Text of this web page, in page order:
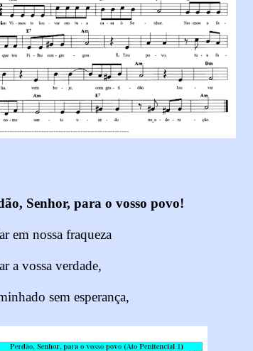
Senhor, para o vosso povo!
em nossa fraqueza
a vossa verdade,
sem esperança,